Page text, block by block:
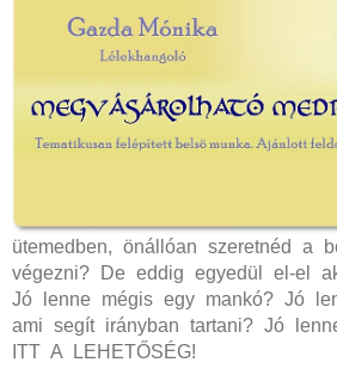
ütemedben, önállóan szeretnéd a
végezni? De eddig egyedül el-el
Jó lenne mégis egy mankó? Jó
ami segít irányban tartani? Jó
ITT A LEHETŐSÉG!